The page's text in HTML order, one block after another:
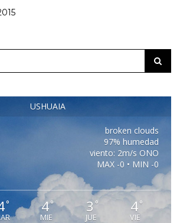
USHUAIA
broken clouds
97% humedad
viento: 2m/s ONO
MAX -0 • MIN -0
° 4°
MIE
3 °
JUE
4°
VIE